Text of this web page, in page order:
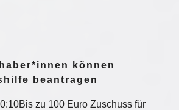
können
beantragen
zu 100 Euro Zuschuss für